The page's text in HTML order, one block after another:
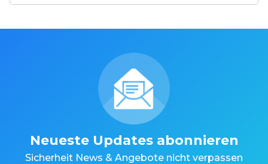
Neueste Updates abonnieren
Sicherheit News & Angebote nicht verpassen